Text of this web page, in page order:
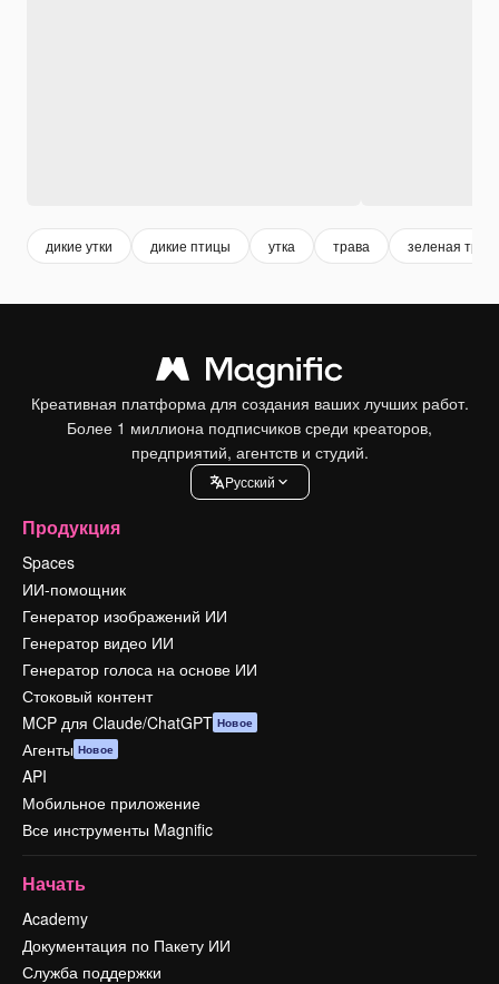
дикие утки дикие птицы утка трава зеленая
Креативная платформа для создания ваших лучших работ.
Более 1 миллиона подписчиков среди креаторов,
предприятий, агентств и студий.
Pусский
Продукция
Spaces
ИИ-помощник
Генератор изображений ИИ
Генератор видео ИИ
Генератор голоса на основе ИИ
Стоковый контент
MCP для Claude/ChatGPT Новое
Агенты Новое
API
Мобильное приложение
Все инструменты Magnific
Начать
Academy
Документация по Пакету ИИ
Служба поддержки